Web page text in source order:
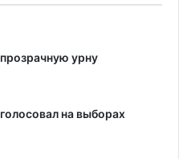
урну
на выборах